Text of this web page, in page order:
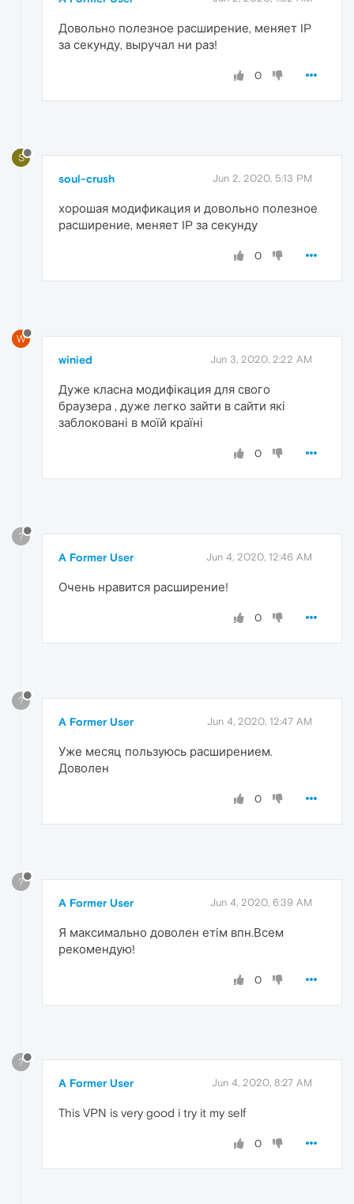
Довольно полезное расширение, меняет IP
за секунду, выручал ни раз!
0
S
soul-crush Jun 2, 2020, 5:13 PM
хорошая модификация и довольно полезное
расширение, меняет IP за секунду
0
W
winied Jun 3, 2020, 2:22 AM
Дуже класна модифікация для свого
браузера , дуже легко зайти в сайти які
заблоковані в моїй країні
0
?
A Former User Jun 4, 2020, 12:46 AM
Очень нравится расширение!
0
?
A Former User Jun 4, 2020, 12:47 AM
Уже месяц пользуюсь расширением.
Доволен
0
?
A Former User Jun 4, 2020, 6:39 AM
Я максимально доволен етім впн.Всем
рекомендую!
0
?
A Former User Jun 4, 2020, 8:27 AM
This VPN is very good i try it my self
0